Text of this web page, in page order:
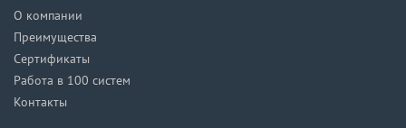
О компании
Преимущества
Сертификаты
Работа в 100 систем
Контакты